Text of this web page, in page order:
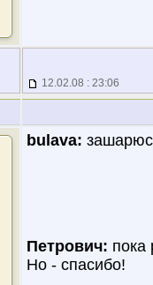
12.02.08 : 23:06
bulava:
Петрович: пока
Но - спасибо!